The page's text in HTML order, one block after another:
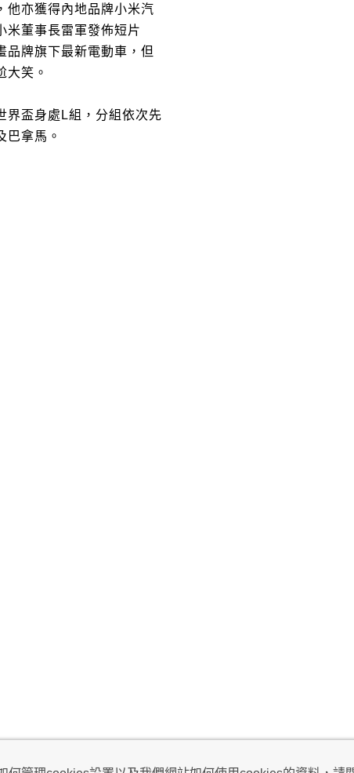
他亦獲得內地品牌小米汽
米董事長雷軍發佈短片
品牌旗下最新電動車，但
大笑。
界盃身處L組，分組依次先
巴拿馬。
© Now TV Limited 2011-